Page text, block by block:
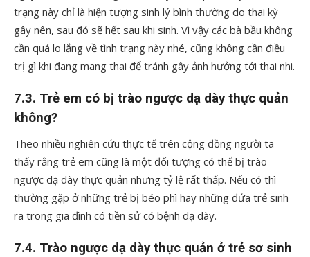
trạng này chỉ là hiện tượng sinh lý bình thường do thai kỳ
gây nên, sau đó sẽ hết sau khi sinh. Vì vậy các bà bầu không
cần quá lo lắng về tình trạng này nhé, cũng không cần điều
trị gì khi đang mang thai để tránh gây ảnh hưởng tới thai nhi.
7.3. Trẻ em có bị trào ngược dạ dày thực quản
không?
Theo nhiều nghiên cứu thực tế trên cộng đồng người ta
thấy rằng trẻ em cũng là một đối tượng có thể bị trào
ngược dạ dày thực quản nhưng tỷ lệ rất thấp. Nếu có thì
thường gặp ở những trẻ bị béo phì hay những đứa trẻ sinh
ra trong gia đình có tiền sử có bệnh dạ dày.
7.4. Trào ngược dạ dày thực quản ở trẻ sơ sinh